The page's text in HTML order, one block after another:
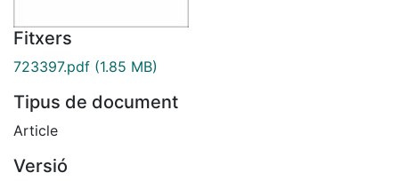
Fitxers
723397.pdf (1.85 MB)
Tipus de document
Article
Versió